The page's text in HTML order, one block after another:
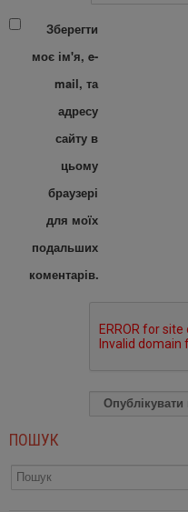
Зберегти
моє ім'я, e-
mail, та
адресу
сайту в
цьому
браузері
для моїх
подальших
коментарів.
ПОШУК